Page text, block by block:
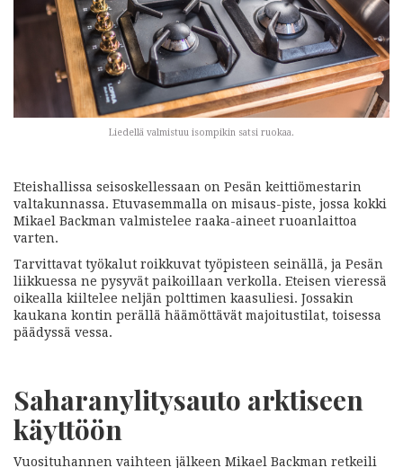
Liedellä valmistuu isompikin satsi ruokaa.
Eteishallissa seisoskellessaan on Pesän keittiömestarin
valtakunnassa. Etuvasemmalla on misaus-piste, jossa kokki
Mikael Backman valmistelee raaka-aineet ruoanlaittoa
varten.
Tarvittavat työkalut roikkuvat työpisteen seinällä, ja Pesän
liikkuessa ne pysyvät paikoillaan verkolla. Eteisen vieressä
oikealla kiiltelee neljän polttimen kaasuliesi. Jossakin
kaukana kontin perällä häämöttävät majoitustilat, toisessa
päädyssä vessa.
Saharanylitysauto arktiseen
käyttöön
Vuosituhannen vaihteen jälkeen Mikael Backman retkeili